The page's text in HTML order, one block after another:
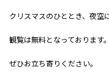
クリスマスのひととき、夜空
観覧は無料となっております。
ぜひお立ち寄りください。